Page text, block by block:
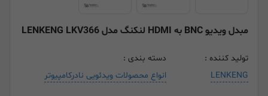
مبدل ویدیو BNC به HDMI لنکنگ مدل LENKENG LKV366
تولید کننده :
LENKENG
دسته بندی :
انواع محصولات ویدئویی نادرکامپیوتر